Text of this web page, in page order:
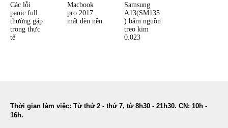
Các lỗi
panic full
thường gặp
trong thực
tế
Macbook
pro 2017
mất đèn nền
Samsung
A13(SM135
) bấm nguồn
treo kim
0.023
Thời gian làm việc: Từ thứ 2 - thứ 7, từ 8h30 - 21h30. CN: 10h -
16h.